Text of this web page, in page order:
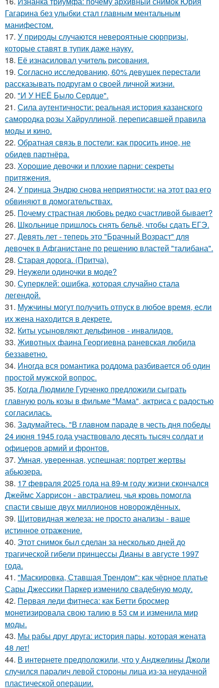
Гагарина без улыбки стал главным ментальным
манифестом.
17. У природы случаются невероятные сюрпризы,
которые ставят в тупик даже науку.
18. Её изнасиловал учитель рисования.
19. Согласно исследованию, 60% девушек перестали
рассказывать подругам о своей личной жизни.
20. "И У НЕЁ Было Сердце".
21. Сила аутентичности: реальная история казанского
самородка розы Хайруллиной, переписавшей правила
моды и кино.
22. Обратная связь в постели: как просить иное, не
обидев партнёра.
23. Хорошие девочки и плохие парни: секреты
притяжения.
24. У принца Эндрю снова неприятности: на этот раз его
обвиняют в домогательствах.
25. Почему страстная любовь редко счастливой бывает?
26. Школьнице пришлось снять бельё, чтобы сдать ЕГЭ.
27. Девять лет - теперь это "Брачный Возраст" для
девочек в Афганистане по решению властей "талибана".
28. Старая дорога. (Притча).
29. Неужели одиночки в моде?
30. Суперклей: ошибка, которая случайно стала
легендой.
31. Мужчины могут получить отпуск в любое время, если
их жена находится в декрете.
32. Киты усыновляют дельфинов - инвалидов.
33. Животных фаина Георгиевна раневская любила
беззаветно.
34. Иногда вся романтика роддома разбивается об один
простой мужской вопрос.
35. Когда Людмиле Гурченко предложили сыграть
главную роль козы в фильме "Мама", актриса с радостью
согласилась.
36. Задумайтесь. "В главном параде в честь дня победы
24 июня 1945 года участвовало десять тысяч солдат и
офицеров армий и фронтов.
37. Умная, уверенная, успешная: портрет жертвы
абьюзера.
38. 17 февраля 2025 года на 89-м году жизни скончался
Джеймс Харрисон - австралиец, чья кровь помогла
спасти свыше двух миллионов новорождённых.
39. Щитовидная железа: не просто анализы - ваше
истинное отражение.
40. Этот снимок был сделан за несколько дней до
трагической гибели принцессы Дианы в августе 1997
года.
41. "Маскировка, Ставшая Трендом": как чёрное платье
Сары Джессики Паркер изменило свадебную моду.
42. Первая леди фитнеса: как Бетти бросмер
монетизировала свою талию в 53 см и изменила мир
моды.
43. Мы рабы друг друга: история пары, которая жената
48 лет!
44. В интернете предположили, что у Анджелины Джоли
случился паралич левой стороны лица из-за неудачной
пластической операции.